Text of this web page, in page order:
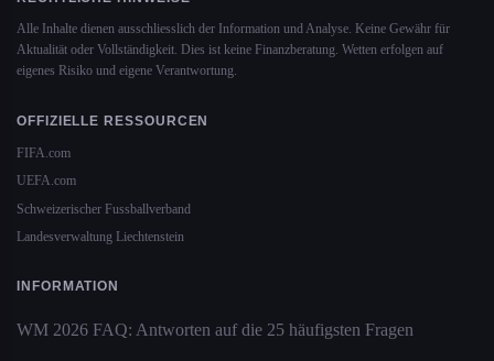
Alle Inhalte dienen ausschliesslich der Information und Analyse. Keine Gewähr für
Aktualität oder Vollständigkeit. Dies ist keine Finanzberatung. Wetten erfolgen auf
eigenes Risiko und eigene Verantwortung.
OFFIZIELLE RESSOURCEN
FIFA.com
UEFA.com
Schweizerischer Fussballverband
Landesverwaltung Liechtenstein
INFORMATION
WM 2026 FAQ: Antworten auf die 25 häufigsten Fragen